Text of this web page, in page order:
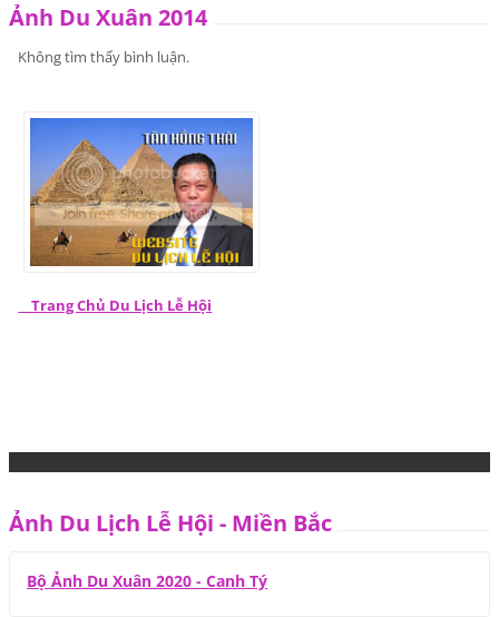
Ảnh Du Xuân 2014
Không tìm thấy bình luận.
Trang Chủ Du Lịch Lễ Hội
Ảnh Du Lịch Lễ Hội - Miền Bắc
Bộ Ảnh Du Xuân 2020 - Canh Tý